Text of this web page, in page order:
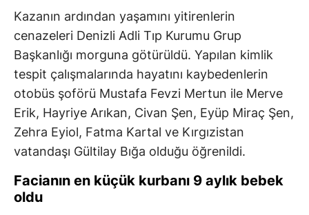
Kazanın ardından yaşamını yitirenlerin
cenazeleri Denizli Adli Tıp Kurumu Grup
Başkanlığı morguna götürüldü. Yapılan kimlik
tespit çalışmalarında hayatını kaybedenlerin
otobüs şoförü Mustafa Fevzi Mertun ile Merve
Erik, Hayriye Arıkan, Civan Şen, Eyüp Miraç Şen,
Zehra Eyiol, Fatma Kartal ve Kırgızistan
vatandaşı Gültilay Bığa olduğu öğrenildi.
Facianın en küçük kurbanı 9 aylık bebek
oldu